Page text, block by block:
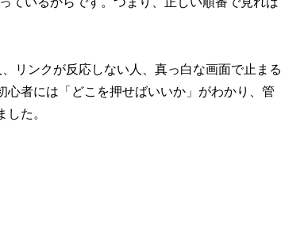
リンクが反応しない人、真っ白な画面で止まる
者には「どこを押せばいいか」がわかり、管
た。